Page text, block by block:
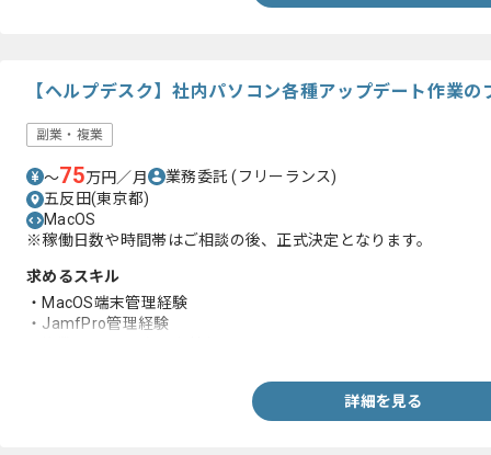
【ヘルプデスク】社内パソコン各種アップデート作業
副業・複業
〜75万円／月 業務委託(フリーランス)
五反田(東京都)
MacOS
※稼働日数や時間帯はご相談の後、正式決定となります。
求めるスキル
・MacOS端末管理経験
・JamfPro管理経験
詳細を見る